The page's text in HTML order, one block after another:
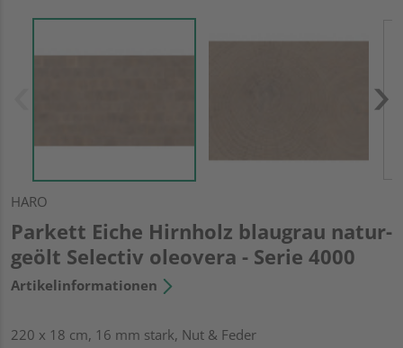
HARO
Parkett Eiche Hirnholz blaugrau natur-
geölt Selectiv oleovera - Serie 4000
Artikelinformationen
220 x 18 cm, 16 mm stark, Nut & Feder